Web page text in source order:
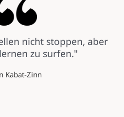
nicht stoppen, aber
zu surfen."
Kabat-Zinn